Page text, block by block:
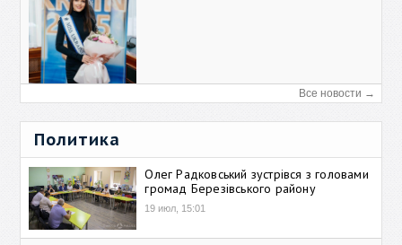
Все новости →
Политика
Олег Радковський зустрівся з головами
громад Березівського району
19 июл, 15:01